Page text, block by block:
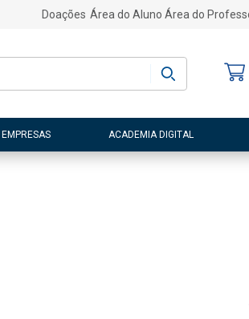
Doações Área do Aluno Área do
ACADEMIA DIGITAL